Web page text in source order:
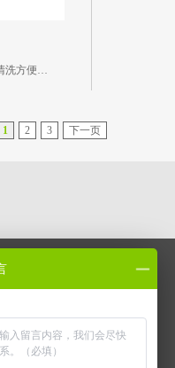
滚筒折弯形成刮板成型，保证最少焊缝，卫生且清洗方便；物料停留时间可以根据地脚调节...
1 2 3 下一页